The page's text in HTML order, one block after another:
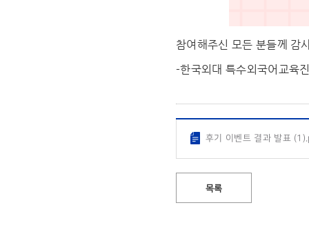
참여해주신 모든 분들께 감
-한국외대 특수외국어교육
후기 이벤트 결과 발표
목록